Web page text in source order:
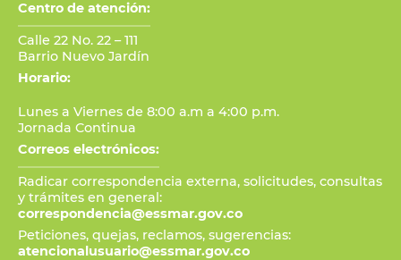
Centro de atención:
Calle 22 No. 22 – 111
Barrio Nuevo Jardín
Horario:
Lunes a Viernes de 8:00 a.m a 4:00 p.m.
Jornada Continua
Correos electrónicos:
Radicar correspondencia externa, solicitudes, consultas
y trámites en general:
correspondencia@essmar.gov.co
Peticiones, quejas, reclamos, sugerencias:
atencionalusuario@essmar.gov.co